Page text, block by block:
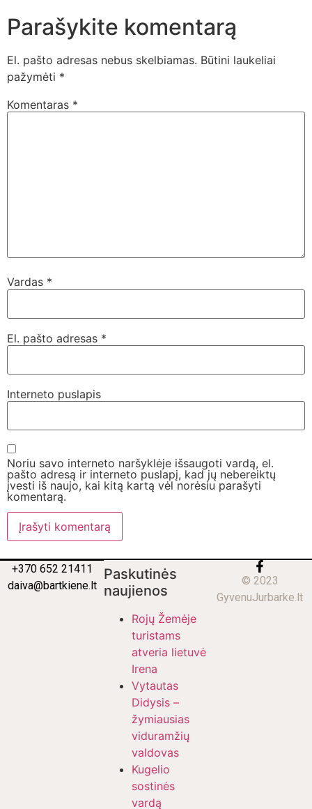
Parašykite komentarą
El. pašto adresas nebus skelbiamas. Būtini laukeliai
pažymėti *
Komentaras *
Vardas *
El. pašto adresas *
Interneto puslapis
Noriu savo interneto naršyklėje išsaugoti vardą, el.
pašto adresą ir interneto puslapį, kad jų nebereiktų
įvesti iš naujo, kai kitą kartą vėl norėsiu parašyti
komentarą.
+370 652 21411
daiva@bartkiene.lt
Paskutinės
naujienos
Rojų Žemėje
turistams
atveria lietuvė
Irena
Vytautas
Didysis –
žymiausias
viduramžių
valdovas
Kugelio
sostinės
vardą
© 2023
GyvenuJurbarke.lt